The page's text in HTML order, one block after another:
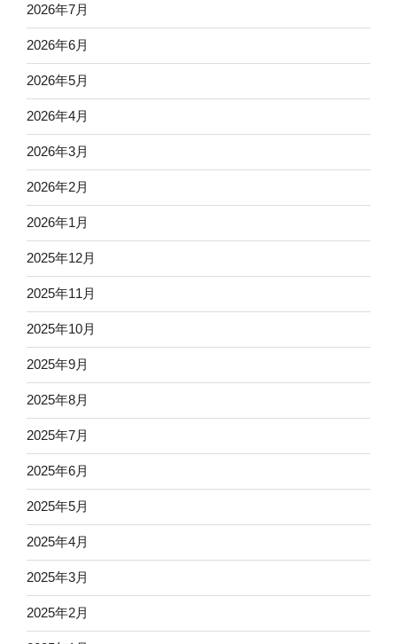
2026年7月
2026年6月
2026年5月
2026年4月
2026年3月
2026年2月
2026年1月
2025年12月
2025年11月
2025年10月
2025年9月
2025年8月
2025年7月
2025年6月
2025年5月
2025年4月
2025年3月
2025年2月